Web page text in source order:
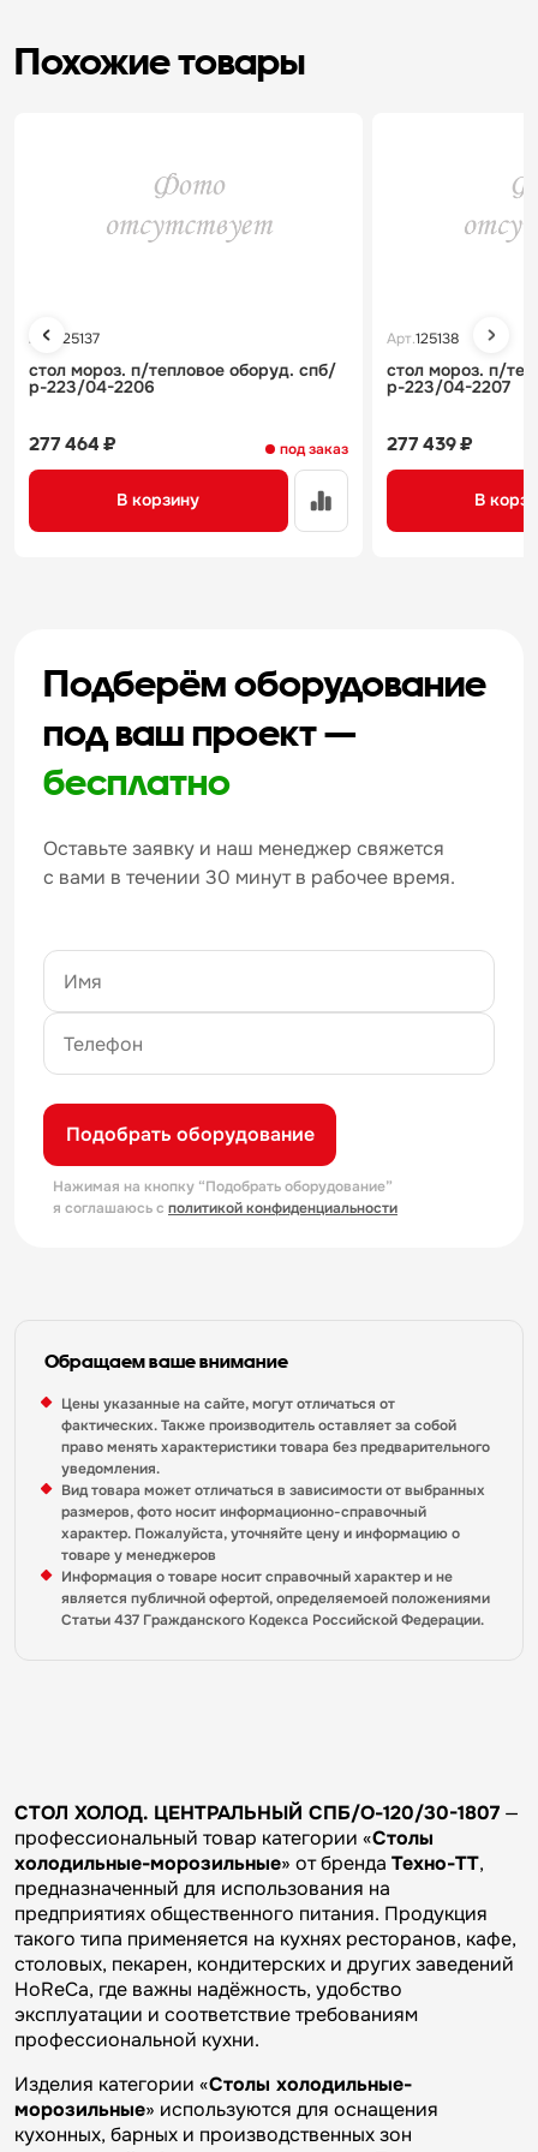
Похожие товары
Арт. 125137
стол мороз. п/тепловое оборуд. спб/
р-223/04-2206
под заказ
277 464 ₽
В корзину
Арт.125138
стол мороз. п/
р-223/04-2207
277 439 ₽
В
Подберём оборудование
под ваш проект —
бесплатно
Оставьте заявку и наш менеджер свяжется
с вами в течении 30 минут в рабочее время.
Подобрать оборудование
Нажимая на кнопку “Подобрать оборудование”
я соглашаюсь с политикой конфиденциальности
Обращаем ваше внимание
Цены указанные на сайте, могут отличаться от
фактических. Также производитель оставляет за собой
право менять характеристики товара без предварительного
уведомления.
Вид товара может отличаться в зависимости от выбранных
размеров, фото носит информационно-справочный
характер. Пожалуйста, уточняйте цену и информацию о
товаре у менеджеров
Информация о товаре носит справочный характер и не
является публичной офертой, определяемоей положениями
Статьи 437 Гражданского Кодекса Российской Федерации.
СТОЛ ХОЛОД. ЦЕНТРАЛЬНЫЙ СПБ/О-120/30-1807 —
профессиональный товар категории «Столы
холодильные-морозильные» от бренда Техно-ТТ,
предназначенный для использования на
предприятиях общественного питания. Продукция
такого типа применяется на кухнях ресторанов, кафе,
столовых, пекарен, кондитерских и других заведений
HoReCa, где важны надёжность, удобство
эксплуатации и соответствие требованиям
профессиональной кухни.
Изделия категории «Столы холодильные-
морозильные» используются для оснащения
кухонных, барных и производственных зон